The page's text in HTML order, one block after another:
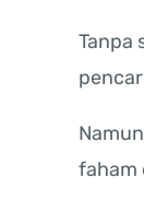
Tanpa
faham